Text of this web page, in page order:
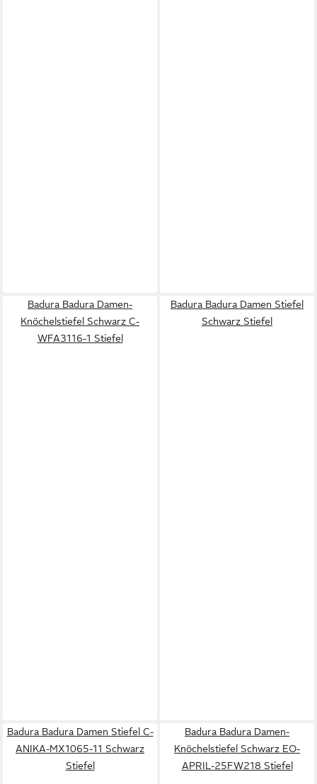
Badura Badura Damen-
Knöchelstiefel Schwarz C-
WFA3116-1 Stiefel
Badura Badura Damen Stiefel
Schwarz Stiefel
Badura Badura Damen Stiefel C-
ANIKA-MX1065-11 Schwarz
Stiefel
Badura Badura Damen-
Knöchelstiefel Schwarz EO-
APRIL-25FW218 Stiefel